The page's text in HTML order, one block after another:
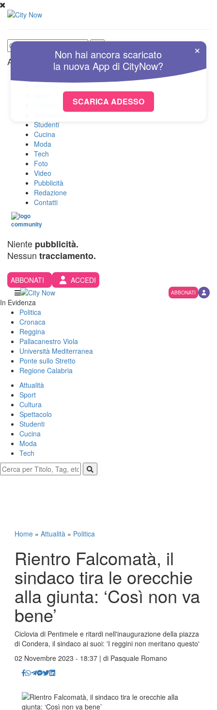
Altre Sezioni
Attualità
Spettacolo
Studenti
Cucina
Moda
Tech
Foto
Video
Pubblicità
Redazione
Contatti
Niente pubblicità.
Nessun tracciamento.
ABBONATI ACCEDI
ABBONATI
In Evidenza
Politica
Cronaca
Reggina
Pallacanestro Viola
Università Mediterranea
Ponte sullo Stretto
Regione Calabria
Attualità
Sport
Cultura
Spettacolo
Studenti
Cucina
Moda
Tech
Home » Attualità » Politica
Rientro Falcomatà, il
sindaco tira le orecchie
alla giunta: ‘Così non va
bene’
Ciclovia di Pentimele e ritardi nell'inaugurazione della piazza
di Condera, il sindaco ai suoi: 'I reggini non meritano questo'
02 Novembre 2023 - 18:37 | di Pasquale Romano
×
Non hai ancora scaricato
la nuovaApp di CityNow?
SCARICA ADESSO